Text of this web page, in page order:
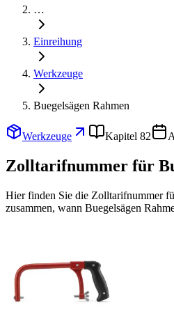
…
Einreihung
Werkzeuge
Buegelsägen Rahmen
Werkzeuge Kapitel 82
Zolltarifnummer für
Hier finden Sie die Zolltarifnummer
zusammen, wann Buegelsägen